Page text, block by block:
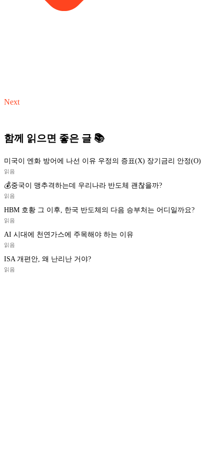
Next
함께 읽으면 좋은 글 📚
미국이 엔화 방어에 나선 이유 우정의 증표(X) 장기금리 안정(O)
읽음
💰중국이 맹추격하는데 우리나라 반도체 괜찮을까?
읽음
HBM 호황 그 이후, 한국 반도체의 다음 승부처는 어디일까요?
읽음
AI 시대에 천연가스에 주목해야 하는 이유
읽음
ISA 개편안, 왜 난리난 거야?
읽음